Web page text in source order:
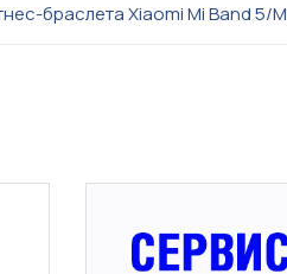
браслета Xiaomi Mi Band 5/